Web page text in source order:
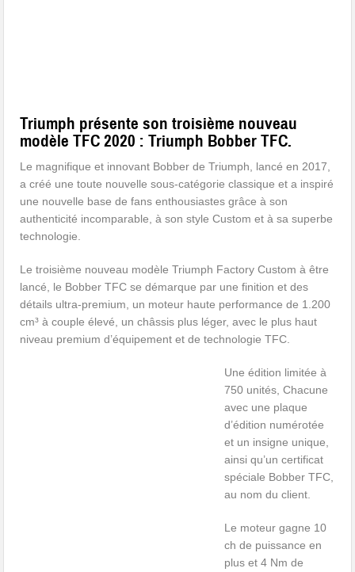
Triumph présente son troisième nouveau
modèle TFC 2020 : Triumph Bobber TFC.
Le magnifique et innovant Bobber de Triumph, lancé en 2017,
a créé une toute nouvelle sous-catégorie classique et a inspiré
une nouvelle base de fans enthousiastes grâce à son
authenticité incomparable, à son style Custom et à sa superbe
technologie.
Le troisième nouveau modèle Triumph Factory Custom à être
lancé, le Bobber TFC se démarque par une finition et des
détails ultra-premium, un moteur haute performance de 1.200
cm³ à couple élevé, un châssis plus léger, avec le plus haut
niveau premium d’équipement et de technologie TFC.
Une édition limitée à
750 unités, Chacune
avec une plaque
d’édition numérotée
et un insigne unique,
ainsi qu’un certificat
spéciale Bobber TFC,
au nom du client.
Le moteur gagne 10
ch de puissance en
plus et 4 Nm de